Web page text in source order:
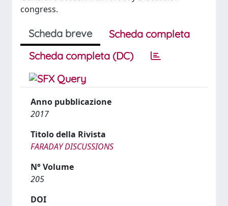
congress.
Scheda breve
Scheda completa
Scheda completa (DC)
Anno pubblicazione
2017
Titolo della Rivista
FARADAY DISCUSSIONS
N° Volume
205
DOI